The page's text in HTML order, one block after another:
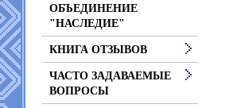
ОБЪЕДИНЕНИЕ
"НАСЛЕДИЕ"
КНИГА ОТЗЫВОВ
ЧАСТО ЗАДАВАЕМЫЕ
ВОПРОСЫ